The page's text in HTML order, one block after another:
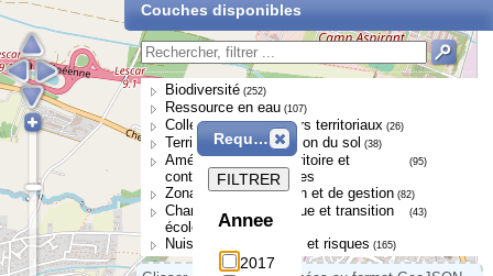
Couches disponibles
Biodiversité (252)
Ressource en eau (107)
Collectivités et acteurs territoriaux (26)
Territoires et occupation du sol (38)
Aménagement du territoire et
continuités écologiques
(95)
Zonages de protection et de gestion (82)
Changement climatique et transition
écologique
(43)
Nuisances, pressions et risques (165)
Requête
Annee
2017
FILTRER